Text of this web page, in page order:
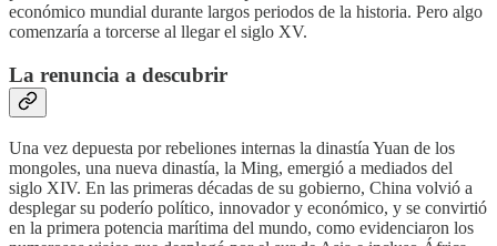
económico mundial durante largos periodos de la historia. Pero algo
comenzaría a torcerse al llegar el siglo XV.
La renuncia a descubrir
Una vez depuesta por rebeliones internas la dinastía Yuan de los
mongoles, una nueva dinastía, la Ming, emergió a mediados del
siglo XIV. En las primeras décadas de su gobierno, China volvió a
desplegar su poderío político, innovador y económico, y se convirtió
en la primera potencia marítima del mundo, como evidenciaron los